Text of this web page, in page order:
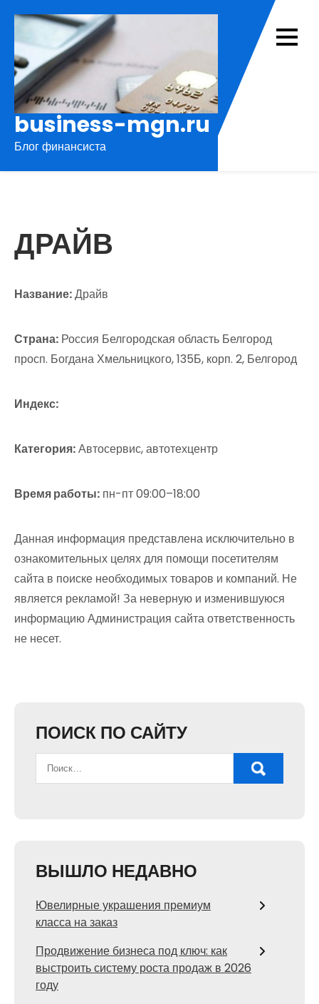
содержимому
business-mgn.ru
Блог финансиста
ДРАЙВ
Название:Драйв
Страна: Россия Белгородская область Белгород
просп. Богдана Хмельницкого, 135Б, корп. 2, Белгород
Индекс:
Категория:Автосервис, автотехцентр
Время работы: пн-пт 09:00–18:00
Данная информация представлена исключительно в
ознакомительных целях для помощи посетителям
сайта в поиске необходимых товаров и компаний. Не
является рекламой! За неверную и изменившуюся
информацию Администрация сайта ответственность
не несет.
ПОИСК ПО САЙТУ
ВЫШЛО НЕДАВНО
Ювелирные украшения премиум
класса на заказ
Продвижение бизнеса под ключ: как
выстроить систему роста продаж в 2026
году